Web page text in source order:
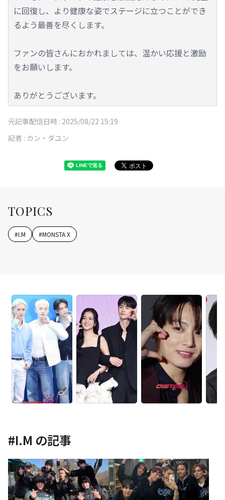
に回復し、より健康な姿でステージに立つことができ
るよう最善を尽くします。
ファンの皆さんにおかれましては、温かい応援と激励
をお願いします。
ありがとうございます。
元記事配信日時 : 2025/08/22 15:19
記者 : カン・ダユン
TOPICS
#I.M #MONSTA X
#I.M の記事